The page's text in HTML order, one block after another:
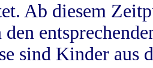
Ab diesem
sind Kinder aus